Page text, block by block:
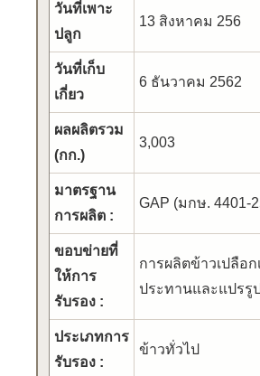
วันที่เพาะ
ปลูก
13 สิงหาคม 256
วันที่เก็บ
เกี่ยว
6 ธันวาคม 2562
ผลผลิตรวม
(กก.)
3,003
มาตรฐาน
การผลิต :
GAP (มกษ. 4401-
ขอบข่ายที่
ให้การ
รับรอง :
การผลิตข้าวเปลือก
ประทานและแปรรูป
ประเภทการ
รับรอง :
ข้าวทั่วไป